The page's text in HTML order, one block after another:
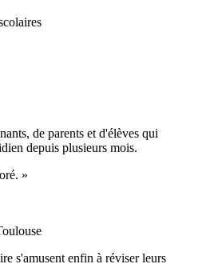
de parents et d'élèves qui
depuis plusieurs mois.
»
s'amusent enfin à réviser leurs